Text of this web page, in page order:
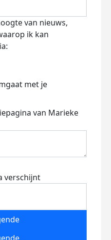
van nieuws,
ik kan
met je
van Marieke
verschijnt